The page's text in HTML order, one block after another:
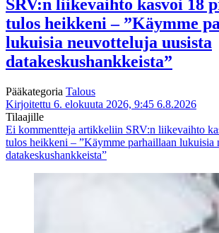
SRV:n liikevaihto kasvoi 18
tulos heikkeni – ”Käymme
lukuisia neuvotteluja uusista
datakeskushankkeista”
Pääkategoria Talous
Kirjoitettu 6. elokuuta 2026, 9:45 6.8.2026
Tilaajille
Ei kommentteja artikkeliin SRV:n liikevaihto
tulos heikkeni – ”Käymme parhaillaan lukuisia
datakeskushankkeista”